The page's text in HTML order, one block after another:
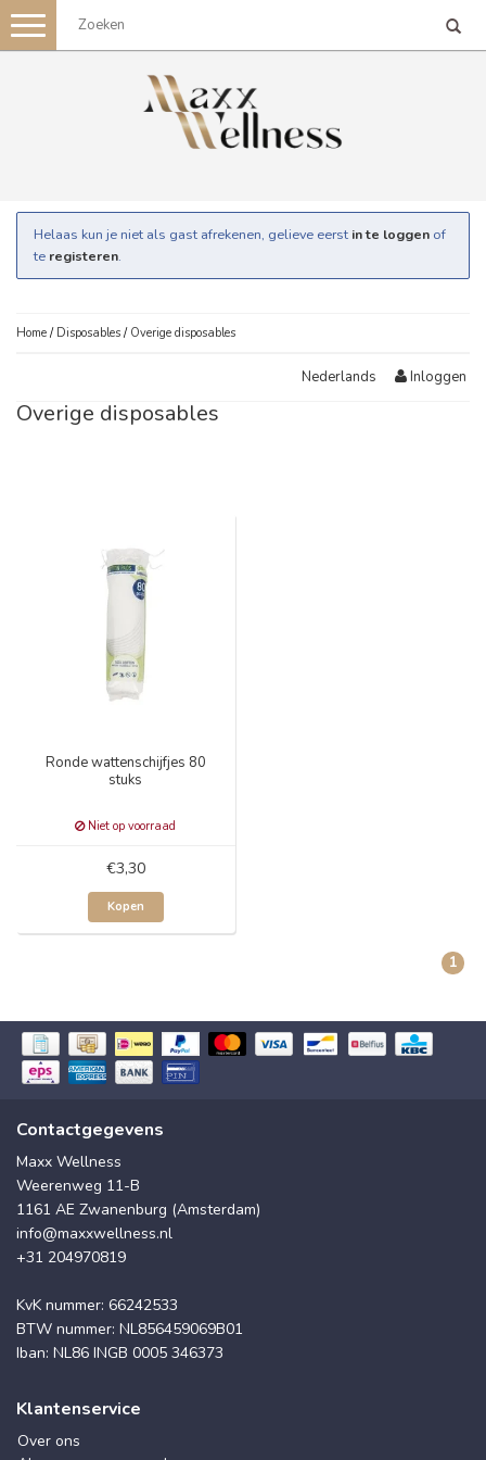
Toggle
navigation
Helaas kun je niet als gast afrekenen, gelieve eerst in te loggen of
te registeren.
Home / Disposables / Overige disposables
Nederlands Inloggen
Overige disposables
Ronde wattenschijfjes 80
stuks
Niet op voorraad
€3,30
Kopen
1
Contactgegevens
Maxx Wellness
Weerenweg 11-B
1161 AE Zwanenburg (Amsterdam)
info@maxxwellness.nl
+31 204970819
KvK nummer: 66242533
BTW nummer: NL856459069B01
Iban: NL86 INGB 0005 346373
Klantenservice
Over ons